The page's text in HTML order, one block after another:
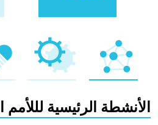
الأنشطة الرئيسية لللأمم